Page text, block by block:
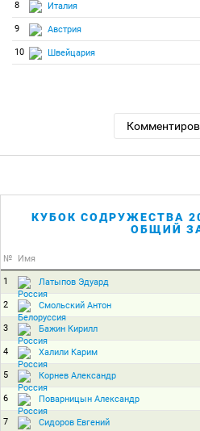
8 Италия
9 Австрия
10 Швейцария
КУБОК СОДРУЖЕСТВА
ОБЩИЙ
№ Имя
1 Латыпов Эдуард
2 Смольский Антон
3 Бажин Кирилл
4 Халили Карим
5 Корнев Александр
6 Поварницын Александр
7 Сидоров Евгений